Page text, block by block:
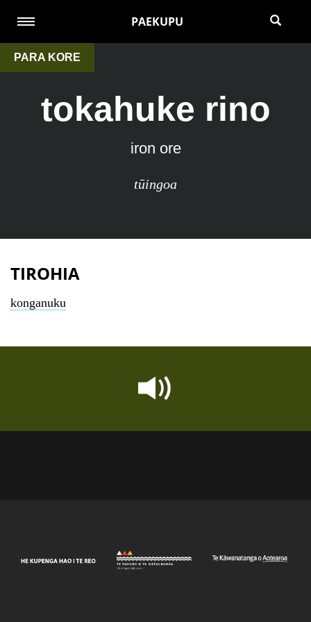
PAEKUPU
PARA KORE
tokahuke rino
iron ore
tūingoa
TIROHIA
konganuku